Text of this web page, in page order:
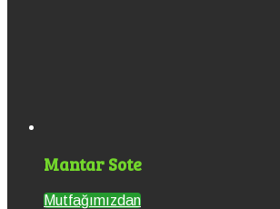
Mantar Sote
Mutfağımızdan